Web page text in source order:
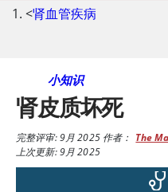
<肾血管疾病
小知识
肾皮质坏死
完整评审:9月 2025作者： The
上次更新: 9月 2025